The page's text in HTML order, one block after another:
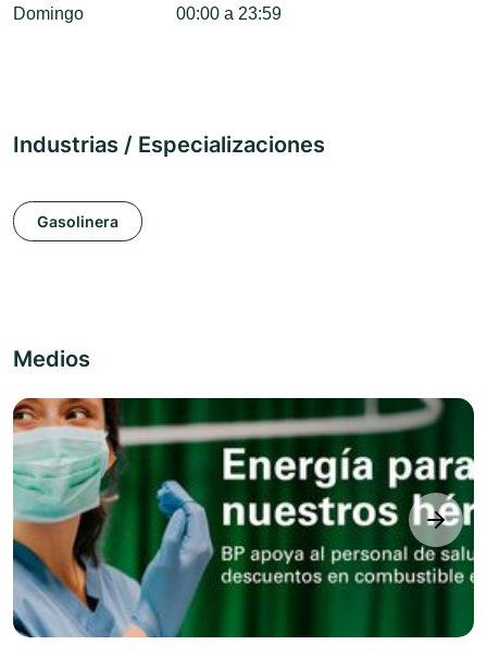
Domingo 00:00 a 23:59
Industrias / Especializaciones
Gasolinera
Medios
next